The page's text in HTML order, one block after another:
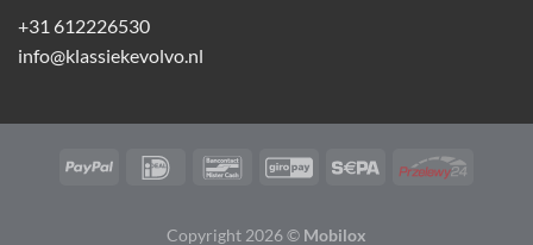
+31 612226530
info@klassiekevolvo.nl
Copyright 2026 © Mobilox